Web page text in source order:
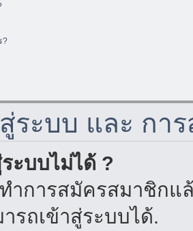
?
ระบบ และ กา
ะบบไม่ได้ ?
การสมัครสมาชิกแ
รถเข้าสู่ระบบได้.